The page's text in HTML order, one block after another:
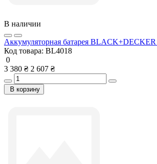
В наличии
Аккумуляторная батарея
Код товара: BL4018
0
3 380 ₴ 2 607 ₴
В корзину